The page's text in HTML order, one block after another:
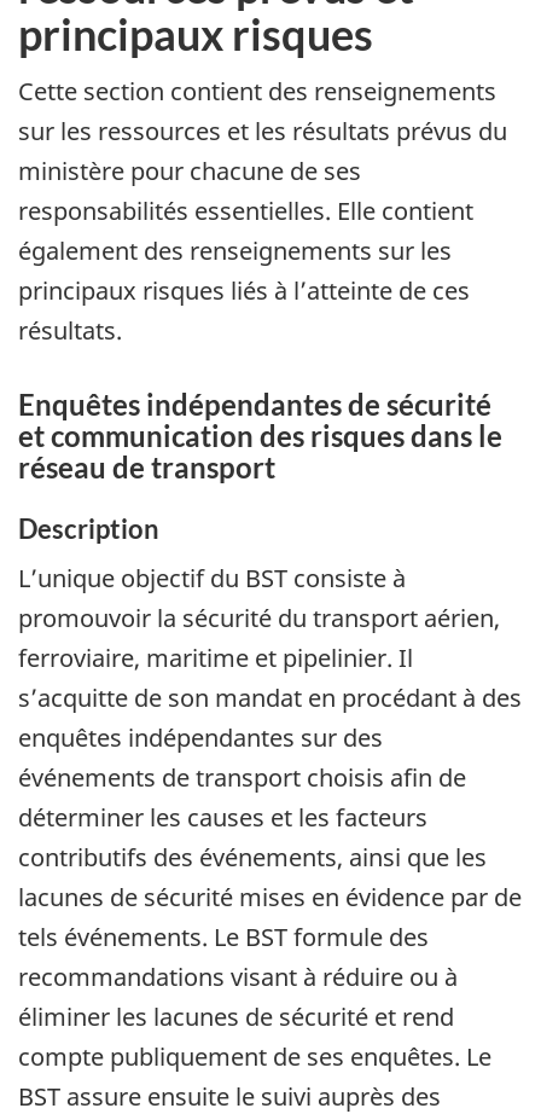
principaux risques
Cette section contient des renseignements
sur les ressources et les résultats prévus du
ministère pour chacune de ses
responsabilités essentielles. Elle contient
également des renseignements sur les
principaux risques liés à l’atteinte de ces
résultats.
Enquêtes indépendantes de sécurité
et communication des risques dans le
réseau de transport
Description
L’unique objectif du BST consiste à
promouvoir la sécurité du transport aérien,
ferroviaire, maritime et pipelinier. Il
s’acquitte de son mandat en procédant à des
enquêtes indépendantes sur des
événements de transport choisis afin de
déterminer les causes et les facteurs
contributifs des événements, ainsi que les
lacunes de sécurité mises en évidence par de
tels événements. Le BST formule des
recommandations visant à réduire ou à
éliminer les lacunes de sécurité et rend
compte publiquement de ses enquêtes. Le
BST assure ensuite le suivi auprès des